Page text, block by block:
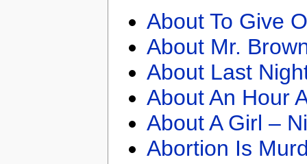
About To Give
About Mr.
About Last
About An Hour
About A Girl –
Abortion Is